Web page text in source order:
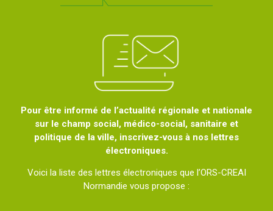
Pour être informé de l’actualité régionale et nationale
sur le champ social, médico-social, sanitaire et
politique de la ville, inscrivez-vous à nos lettres
électroniques.
Voici la liste des lettres électroniques que l’ORS-CREAI
Normandie vous propose :